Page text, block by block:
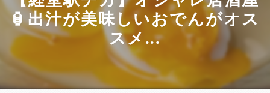
🏮出汁が美味しいおでんがオス
スメ...